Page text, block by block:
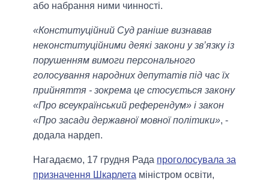
або набрання ними чинності.
«Конституційний Суд раніше визнавав
неконституційними деякі закони у зв’язку із
порушенням вимоги персонального
голосування народних депутатів під час їх
прийняття - зокрема це стосується закону
«Про всеукраїнський референдум» і закон
«Про засади державної мовної політики», -
додала нардеп.
Нагадаємо, 17 грудня Рада проголосувала за
призначення Шкарлета міністром освіти,